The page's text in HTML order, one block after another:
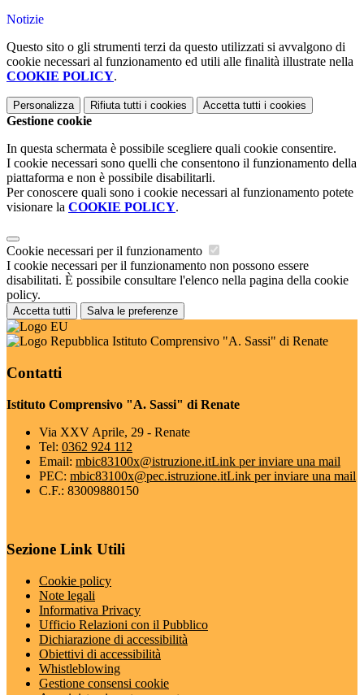
Notizie
Questo sito o gli strumenti terzi da questo utilizzati si avvalgono di
cookie necessari al funzionamento ed utili alle finalità illustrate nella
COOKIE POLICY.
Personalizza Rifiuta tutti i cookies Accetta tutti i cookies
Gestione cookie
In questa schermata è possibile scegliere quali cookie consentire.
I cookie necessari sono quelli che consentono il funzionamento della
piattaforma e non è possibile disabilitarli.
Per conoscere quali sono i cookie necessari al funzionamento potete
visionare la COOKIE POLICY.
Cookie necessari per il funzionamento
I cookie necessari per il funzionamento non possono essere
disabilitati. È possibile consultare l'elenco nella pagina della cookie
policy.
Accetta tutti Salva le preferenze
Istituto Comprensivo "A. Sassi" di Renate
Contatti
Istituto Comprensivo "A. Sassi" di Renate
Via XXV Aprile, 29 - Renate
Tel: 0362 924 112
Email: mbic83100x@istruzione.itLink per inviare una mail
PEC: mbic83100x@pec.istruzione.itLink per inviare una mail
C.F.: 83009880150
Sezione Link Utili
Cookie policy
Note legali
Informativa Privacy
Ufficio Relazioni con il Pubblico
Dichiarazione di accessibilità
Obiettivi di accessibilità
Whistleblowing
Gestione consensi cookie